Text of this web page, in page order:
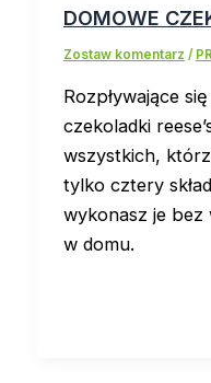
DOMOWE
Zostaw komentarz /
Rozpływające
czekoladki
wszystkich,
tylko cztery
wykonasz je bez
w domu.